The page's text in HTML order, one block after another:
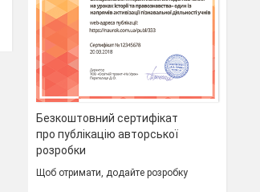
Безкоштовний сертифікат
про публікацію авторської
розробки
Щоб отримати, додайте розробку